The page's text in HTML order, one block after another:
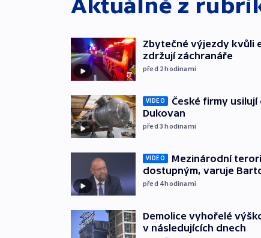
Aktuálně z
Zbytečné výjezdy kvůli
zdržují záchranáře
před 2hodinami
VIDEO
České firmy
Dukovan
před 3hodinami
VIDEO
Mezinárodní
dostupným, varuje
před 4hodinami
Demolice vyhořelé
v následujících dnech